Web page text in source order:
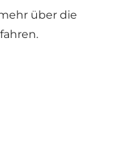
über die